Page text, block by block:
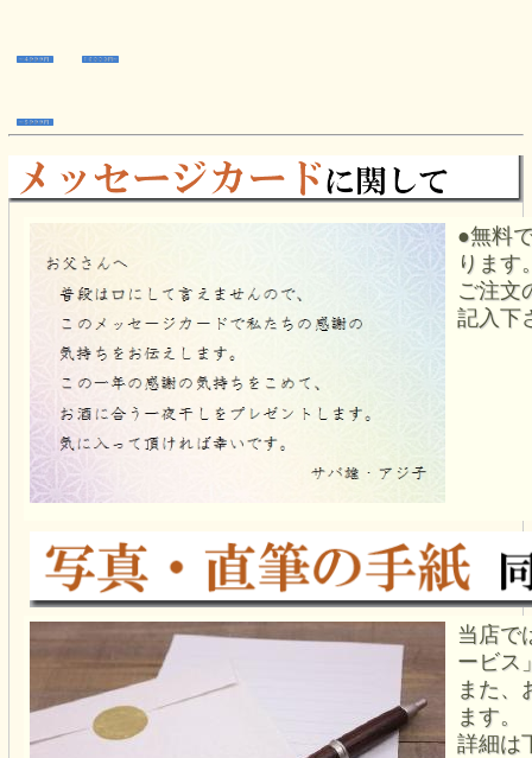
●無料
ります
ご注文
記入下
当店で
ービス
また、
ます。
詳細は